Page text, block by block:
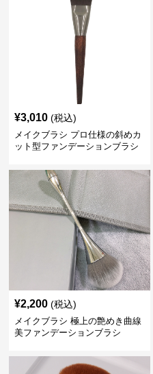
¥3,010 (税込)
メイクブラシ プロ仕様の斜めカ
ット型ファンデーションブラシ
¥2,200 (税込)
メイクブラシ 極上の艶めき曲線
美ファンデーションブラシ